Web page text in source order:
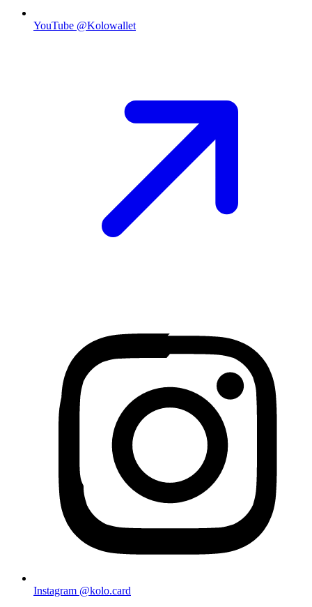
YouTube @Kolowallet
Instagram @kolo.card